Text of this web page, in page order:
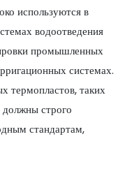
используются в
водоотведения
промышленных
системах.
термопластов, таких
строго
стандартам,